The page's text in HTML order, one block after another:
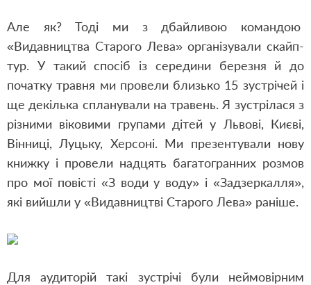
Але як? Тоді ми з дбайливою командою
«Видавництва Старого Лева» організували скайп-
тур. У такий спосіб із середини березня й до
початку травня ми провели близько 15 зустрічей і
ще декілька спланували на травень. Я зустрілася з
різними віковими групами дітей у Львові, Києві,
Вінниці, Луцьку, Херсоні. Ми презентували нову
книжку і провели надцять багатогранних розмов
про мої повісті «З води у воду» і «Задзеркалля»,
які вийшли у «Видавництві Старого Лева» раніше.
Для аудиторій такі зустрічі були неймовірним